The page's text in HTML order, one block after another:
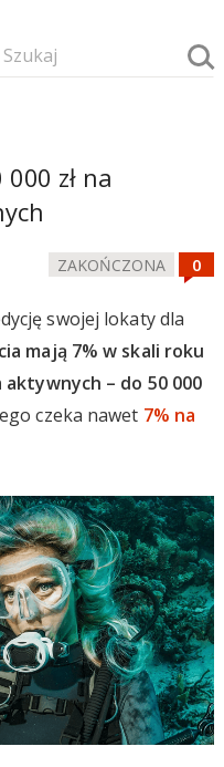
zł na
ZAKOŃCZONA
swojej lokaty dla
mają 7% w skali roku
aktywnych – do 50 000
czeka nawet 7% na